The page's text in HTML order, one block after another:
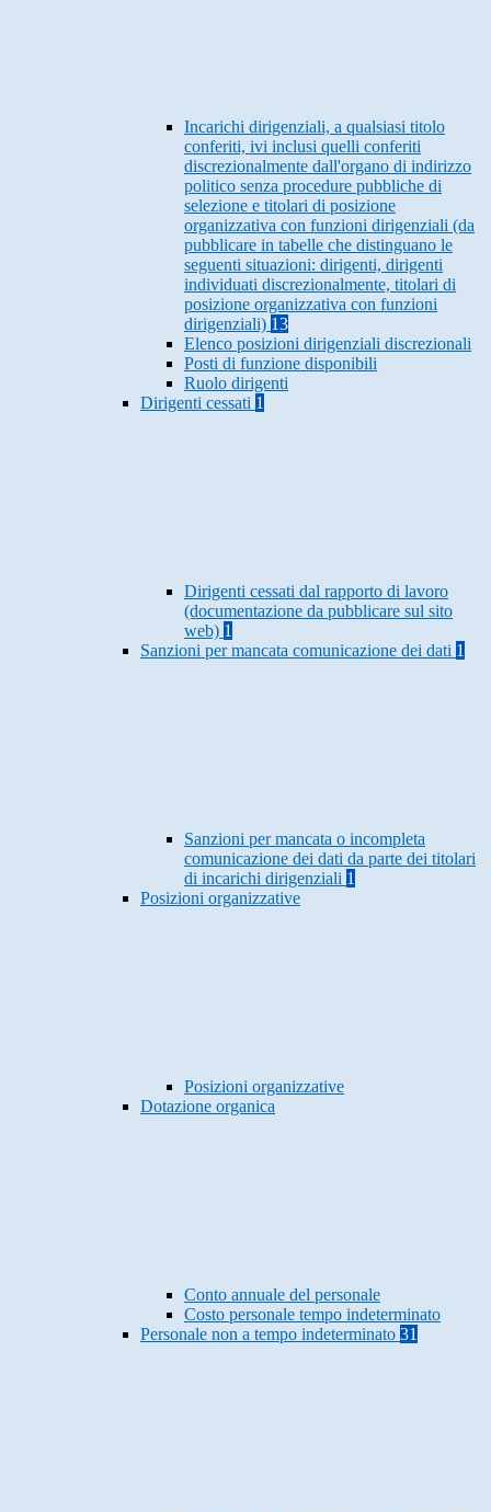
Incarichi dirigenziali, a qualsiasi titolo
conferiti, ivi inclusi quelli conferiti
discrezionalmente dall'organo di indirizzo
politico senza procedure pubbliche di
selezione e titolari di posizione
organizzativa con funzioni dirigenziali (da
pubblicare in tabelle che distinguano le
seguenti situazioni: dirigenti, dirigenti
individuati discrezionalmente, titolari di
posizione organizzativa con funzioni
dirigenziali) 13
Elenco posizioni dirigenziali discrezionali
Posti di funzione disponibili
Ruolo dirigenti
Dirigenti cessati 1
Dirigenti cessati dal rapporto di lavoro
(documentazione da pubblicare sul sito
web) 1
Sanzioni per mancata comunicazione dei dati 1
Sanzioni per mancata o incompleta
comunicazione dei dati da parte dei titolari
di incarichi dirigenziali 1
Posizioni organizzative
Posizioni organizzative
Dotazione organica
Conto annuale del personale
Costo personale tempo indeterminato
Personale non a tempo indeterminato 31